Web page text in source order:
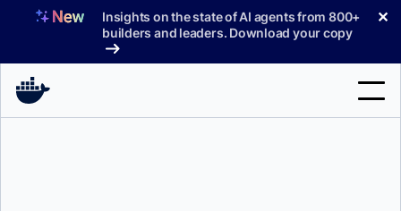
へ
Insights on the state of AI agents from 800+
builders and leaders. Download your copy
✕